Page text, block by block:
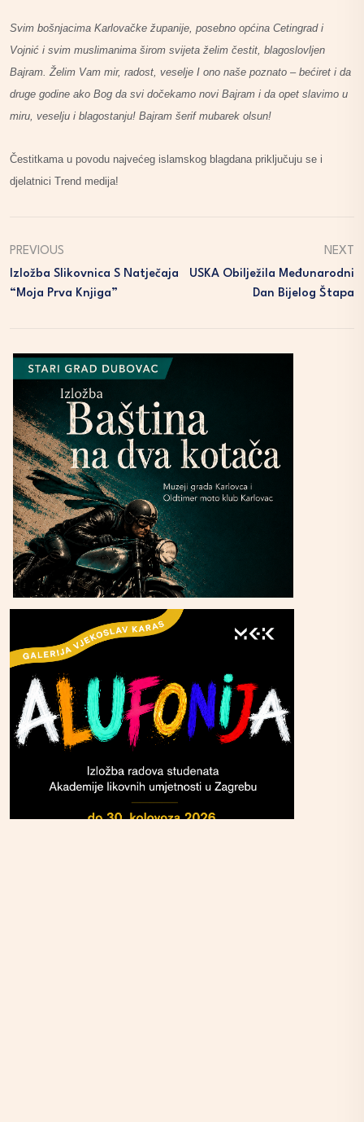
Svim bošnjacima Karlovačke županije, posebno općina Cetingrad i
Vojnić i svim muslimanima širom svijeta želim čestit, blagoslovljen
Bajram. Želim Vam mir, radost, veselje I ono naše poznato – bećiret i da
druge godine ako Bog da svi dočekamo novi Bajram i da opet slavimo u
miru, veselju i blagostanju! Bajram šerif mubarek olsun!
Čestitkama u povodu najvećeg islamskog blagdana priključuju se i
djelatnici Trend medija!
PREVIOUS
Izložba Slikovnica S Natječaja
“Moja Prva Knjiga”
NEXT
USKA Obilježila Međunarodni
Dan Bijelog Štapa